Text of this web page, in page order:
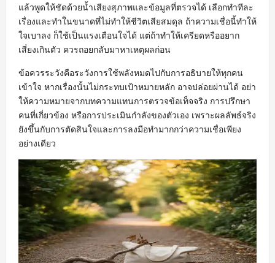
แล้วพูดให้ชัดด้วยน้ำเสียงสุภาพและข้อมูลที่ตรวจได้ เลือกทำทีละ
เรื่องและทำในขนาดที่ไม่ทำให้ชีวิตเสียสมดุล ถ้าความเชื่อนี้ทำให้
ใจเบาลง ก็ใช้เป็นแรงเตือนใจได้ แต่ถ้าทำให้เครียดหรืออยาก
เสี่ยงเกินตัว ควรถอยกลับมาหาเหตุผลก่อน
ข้อควรระวังคือระวังการใช้พลังหมดไปกับการอธิบายให้ทุกคน
เข้าใจ หากเรื่องนั้นไม่กระทบเป้าหมายหลัก อาจปล่อยผ่านได้ อย่า
ให้ความหมายจากบทความแทนการตรวจข้อเท็จจริง การปรึกษา
คนที่เกี่ยวข้อง หรือการประเมินกำลังของตัวเอง เพราะผลลัพธ์จริง
ยังขึ้นกับการตัดสินใจและการลงมือทำมากกว่าความเชื่อเพียง
อย่างเดียว